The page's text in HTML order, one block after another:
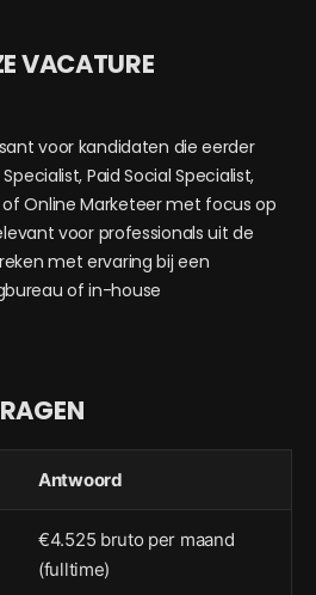
VACATURE
voor kandidaten die eerder
Paid Social Specialist,
Online Marketeer met focus op
voor professionals uit de
met ervaring bij een
of in-house
Antwoord
€4.525 bruto per maand
(fulltime)